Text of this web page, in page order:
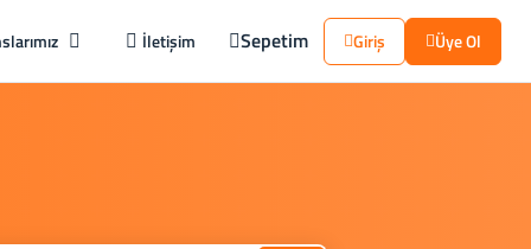
İletişim Sepetim Giriş Üye Ol